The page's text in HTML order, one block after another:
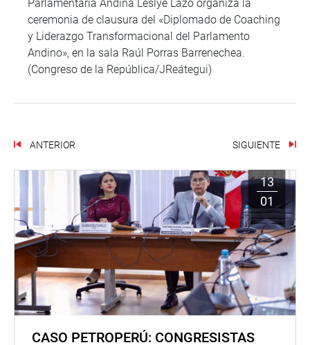
Parlamentaria Andina Leslye Lazo organiza la
ceremonia de clausura del «Diplomado de Coaching
y Liderazgo Transformacional del Parlamento
Andino», en la sala Raúl Porras Barrenechea.
(Congreso de la República/JReátegui)
ANTERIOR SIGUIENTE
13
01
CASO PETROPERÚ: CONGRESISTAS